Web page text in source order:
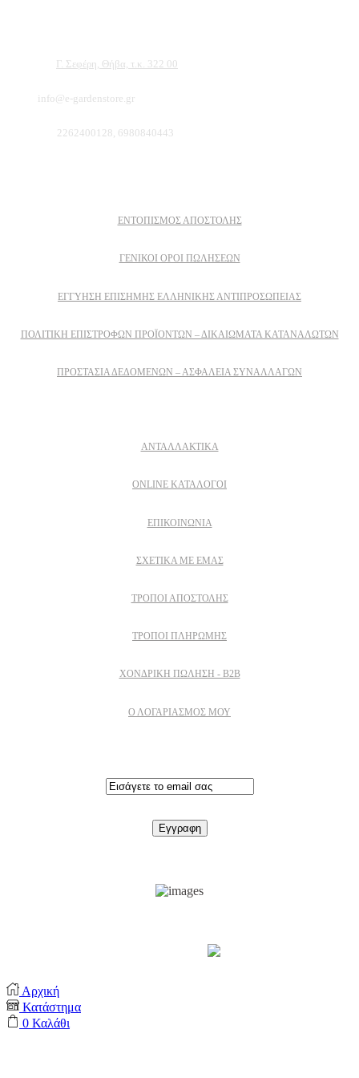
Γ. Σεφέρη, Θήβα, τ.κ. 322 00
info@e-gardenstore.gr
2262400128, 6980840443
ΕΝΤΟΠΙΣΜΟΣ ΑΠΟΣΤΟΛΗΣ
ΓΕΝΙΚΟΙ ΟΡΟΙ ΠΩΛΗΣΕΩΝ
ΕΓΓΎΗΣΗ ΕΠΊΣΗΜΗΣ ΕΛΛΗΝΙΚΉΣ ΑΝΤΙΠΡΟΣΩΠΕΊΑΣ
ΠΟΛΙΤΙΚΉ ΕΠΙΣΤΡΟΦΏΝ ΠΡΟΪΌΝΤΩΝ – ΔΙΚΑΙΏΜΑΤΑ ΚΑΤΑΝΑΛΩΤΏΝ
ΠΡΟΣΤΑΣΊΑ ΔΕΔΟΜΈΝΩΝ – ΑΣΦΆΛΕΙΑ ΣΥΝΑΛΛΑΓΏΝ
ΑΝΤΑΛΛΑΚΤΙΚΑ
ONLINE ΚΑΤΑΛΟΓΟΙ
ΕΠΙΚΟΙΝΩΝΙΑ
ΣΧΕΤΙΚΆ ΜΕ ΕΜΆΣ
ΤΡΌΠΟΙ ΑΠΟΣΤΟΛΉΣ
ΤΡΌΠΟΙ ΠΛΗΡΩΜΉΣ
ΧΟΝΔΡΙΚΉ ΠΏΛΗΣΗ - B2B
Ο ΛΟΓΑΡΙΑΣΜΟΣ ΜΟΥ
Αρχική
Κατάστημα
0 Καλάθι